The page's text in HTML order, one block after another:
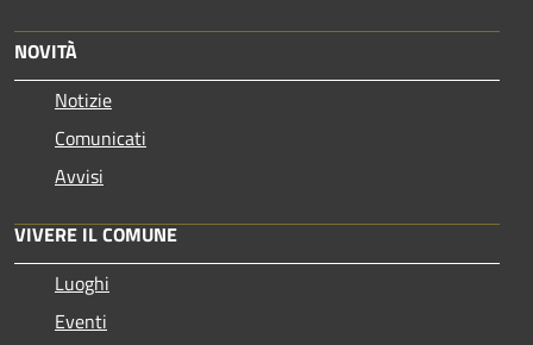
NOVITÀ
Notizie
Comunicati
Avvisi
VIVERE IL COMUNE
Luoghi
Eventi